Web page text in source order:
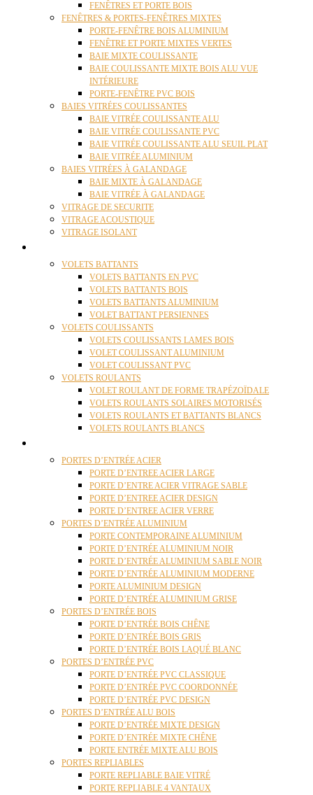
FENÊTRES ET PORTE BOIS
FENÊTRES & PORTES-FENÊTRES MIXTES
PORTE-FENÊTRE BOIS ALUMINIUM
FENÊTRE ET PORTE MIXTES VERTES
BAIE MIXTE COULISSANTE
BAIE COULISSANTE MIXTE BOIS ALU VUE
INTÉRIEURE
PORTE-FENÊTRE PVC BOIS
BAIES VITRÉES COULISSANTES
BAIE VITRÉE COULISSANTE ALU
BAIE VITRÉE COULISSANTE PVC
BAIE VITRÉE COULISSANTE ALU SEUIL PLAT
BAIE VITRÉE ALUMINIUM
BAIES VITRÉES À GALANDAGE
BAIE MIXTE À GALANDAGE
BAIE VITRÉE À GALANDAGE
VITRAGE DE SECURITE
VITRAGE ACOUSTIQUE
VITRAGE ISOLANT
VOLETS BATTANTS
VOLETS BATTANTS EN PVC
VOLETS BATTANTS BOIS
VOLETS BATTANTS ALUMINIUM
VOLET BATTANT PERSIENNES
VOLETS COULISSANTS
VOLETS COULISSANTS LAMES BOIS
VOLET COULISSANT ALUMINIUM
VOLET COULISSANT PVC
VOLETS ROULANTS
VOLET ROULANT DE FORME TRAPÉZOÏDALE
VOLETS ROULANTS SOLAIRES MOTORISÉS
VOLETS ROULANTS ET BATTANTS BLANCS
VOLETS ROULANTS BLANCS
PORTES D’ENTRÉE ACIER
PORTE D’ENTREE ACIER LARGE
PORTE D’ENTRE ACIER VITRAGE SABLE
PORTE D’ENTREE ACIER DESIGN
PORTE D’ENTREE ACIER VERRE
PORTES D’ENTRÉE ALUMINIUM
PORTE CONTEMPORAINE ALUMINIUM
PORTE D’ENTRÉE ALUMINIUM NOIR
PORTE D’ENTRÉE ALUMINIUM SABLE NOIR
PORTE D’ENTRÉE ALUMINIUM MODERNE
PORTE ALUMINIUM DESIGN
PORTE D’ENTRÉE ALUMINIUM GRISE
PORTES D’ENTRÉE BOIS
PORTE D’ENTRÉE BOIS CHÊNE
PORTE D’ENTRÉE BOIS GRIS
PORTE D’ENTRÉE BOIS LAQUÉ BLANC
PORTES D’ENTRÉE PVC
PORTE D’ENTRÉE PVC CLASSIQUE
PORTE D’ENTRÉE PVC COORDONNÉE
PORTE D’ENTRÉE PVC DESIGN
PORTES D’ENTRÉE ALU BOIS
PORTE D’ENTRÉE MIXTE DESIGN
PORTE D’ENTRÉE MIXTE CHÊNE
PORTE ENTRÉE MIXTE ALU BOIS
PORTES REPLIABLES
PORTE REPLIABLE BAIE VITRÉ
PORTE REPLIABLE 4 VANTAUX